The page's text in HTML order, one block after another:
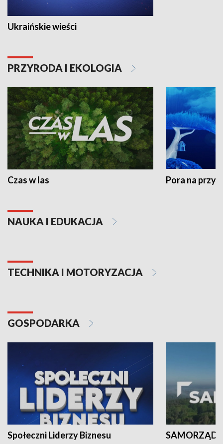
Ukraińskie wieści
PRZYRODA I EKOLOGIA
Czas w las Pora na
NAUKA I EDUKACJA
TECHNIKA I MOTORYZACJA
GOSPODARKA
Społeczni Liderzy Biznesu SAMORZĄD